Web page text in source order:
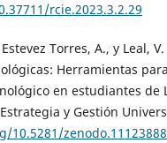
rcie.2023.3.2.29
Torres, A., y Leal,
Herramientas
en estudiantes de
y Gestión
10.5281/zenodo.11123888